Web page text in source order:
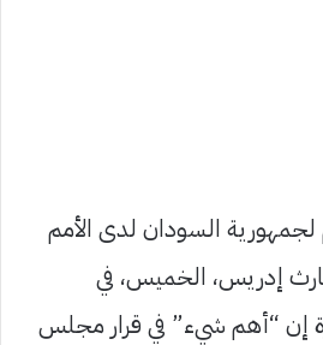
لجمهورية السودان لدى الأمم
إدريس، الخميس، في
إن “أهم شيء” في قرار مجلس